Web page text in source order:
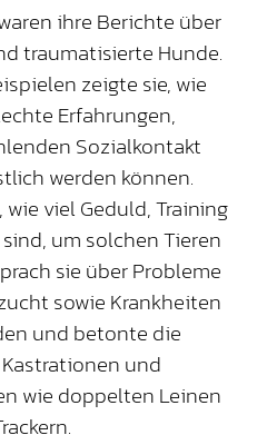
ihre Berichte über
traumatisierte Hunde.
zeigte sie, wie
Erfahrungen,
Sozialkontakt
werden können.
viel Geduld, Training
um solchen Tieren
sie über Probleme
sowie Krankheiten
und betonte die
und
wie doppelten Leinen